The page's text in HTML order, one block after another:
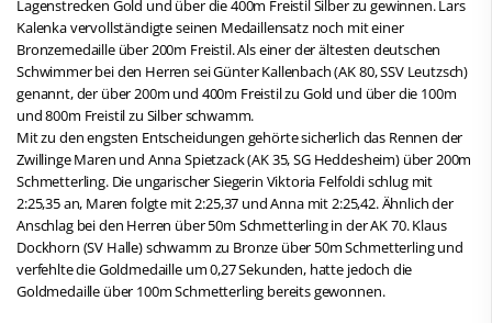
Lagenstrecken Gold und über die 400m Freistil Silber zu gewinnen. Lars
Kalenka vervollständigte seinen Medaillensatz noch mit einer
Bronzemedaille über 200m Freistil. Als einer der ältesten deutschen
Schwimmer bei den Herren sei Günter Kallenbach (AK 80, SSV Leutzsch)
genannt, der über 200m und 400m Freistil zu Gold und über die 100m
und 800m Freistil zu Silber schwamm.
Mit zu den engsten Entscheidungen gehörte sicherlich das Rennen der
Zwillinge Maren und Anna Spietzack (AK 35, SG Heddesheim) über 200m
Schmetterling. Die ungarischer Siegerin Viktoria Felfoldi schlug mit
2:25,35 an, Maren folgte mit 2:25,37 und Anna mit 2:25,42. Ähnlich der
Anschlag bei den Herren über 50m Schmetterling in der AK 70. Klaus
Dockhorn (SV Halle) schwamm zu Bronze über 50m Schmetterling und
verfehlte die Goldmedaille um 0,27 Sekunden, hatte jedoch die
Goldmedaille über 100m Schmetterling bereits gewonnen.